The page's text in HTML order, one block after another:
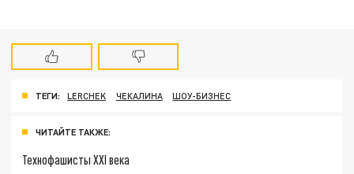
ТЕГИ: LERCHEK ЧЕКАЛИНА ШОУ-БИЗНЕС
ЧИТАЙТЕ ТАКЖЕ:
Технофашисты XXI века